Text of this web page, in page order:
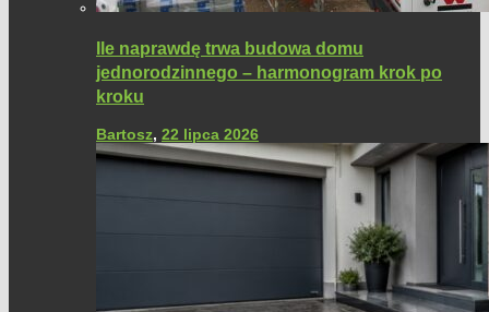
Ile naprawdę trwa budowa domu
jednorodzinnego – harmonogram krok po
kroku
Bartosz, 22 lipca 2026